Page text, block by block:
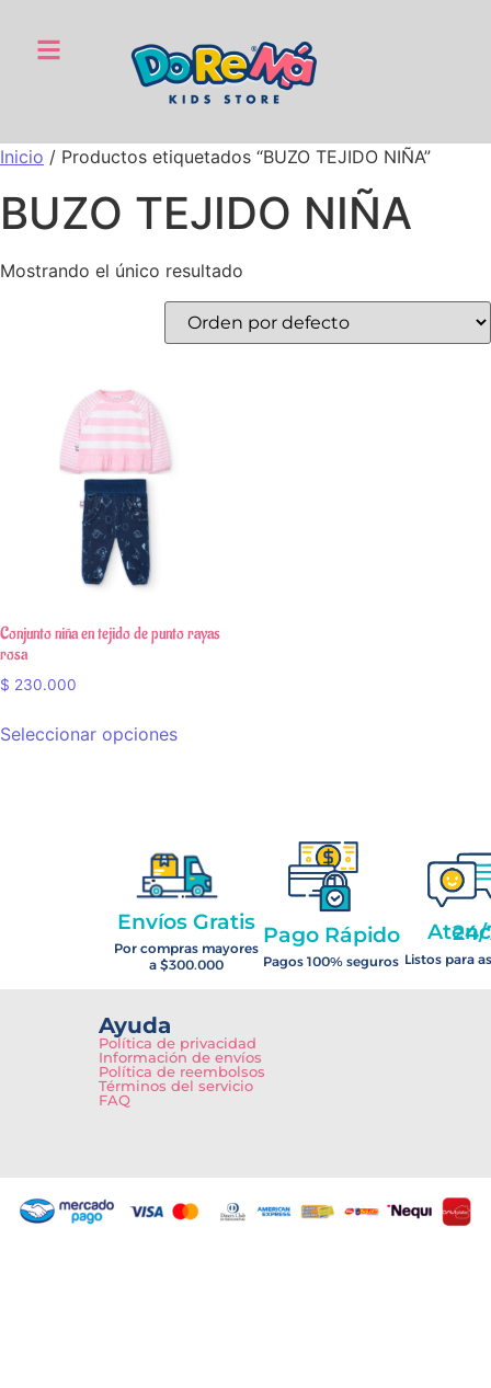
Inicio / Productos etiquetados “BUZO TEJIDO NIÑA”
BUZO TEJIDO NIÑA
Mostrando el único resultado
Conjunto niña en tejido de punto rayas
rosa
$ 230.000
Seleccionar opciones
Envíos Gratis
Por compras mayores
a $300.000
Pago Rápido
Pagos 100% seguros
Atención
Listos para
Ayuda
Política de privacidad
Información de envíos
Política de reembolsos
Términos del servicio
FAQ